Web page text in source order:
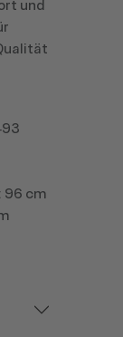
und
96 cm